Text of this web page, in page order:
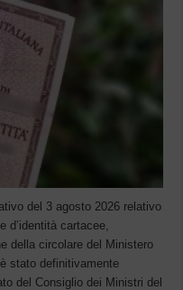
del 3 agosto 2026 relativo
d’identità cartacee,
della circolare del Ministero
stato definitivamente
del Consiglio dei Ministri del